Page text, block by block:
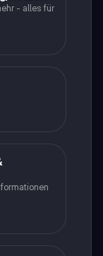
- alles für